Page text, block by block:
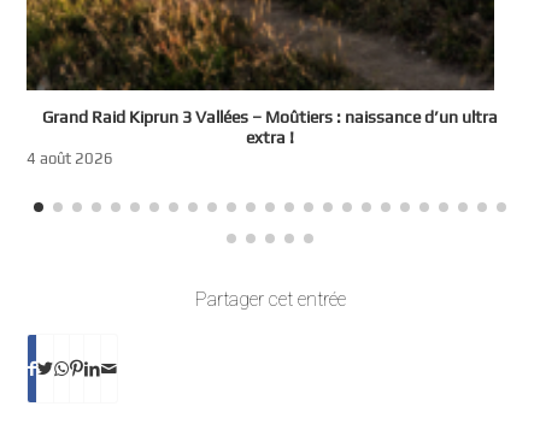
Grand Raid Kiprun 3 Vallées – Moûtiers : naissance d’un ultra
extra !
4 août 2026
Partager cet entrée